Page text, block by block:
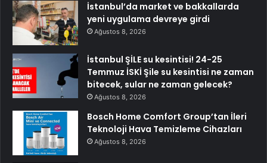
İstanbul’da market ve bakkallarda
yeni uygulama devreye girdi
Ağustos 8, 2026
İstanbul ŞİLE su kesintisi! 24-25
Temmuz İSKİ Şile su kesintisi ne zaman
bitecek, sular ne zaman gelecek?
Ağustos 8, 2026
Bosch Home Comfort Group’tan İleri
Teknoloji Hava Temizleme Cihazları
Ağustos 8, 2026